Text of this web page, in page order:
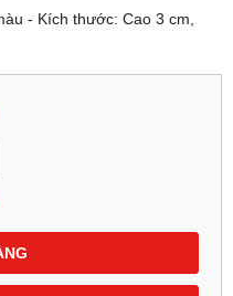
- Kích thước: Cao 3 cm,